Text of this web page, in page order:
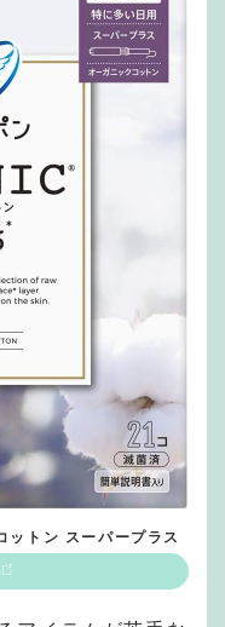
ットン スーパープラス